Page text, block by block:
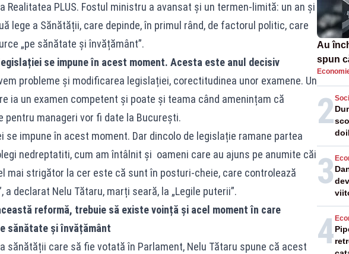
Realitatea PLUS. Fostul ministru a avansat și un termen-limită: un an și
lege a Sănătății, care depinde, în primul rând, de factorul politic, care
„pe sănătate și învățământ”.
se impune în acest moment. Acesta este anul decisiv
probleme și modificarea legislației, corectitudinea unor examene. Un
ia un examen competent și poate și teama când amenințam că
pentru manageri vor fi date la București.
se impune în acest moment. Dar dincolo de legislație ramane partea
nedreptatiti, cum am întâlnit și oameni care au ajuns pe anumite căi
mai strigător la cer este că sunt în posturi-cheie, care controlează
a declarat Nelu Tătaru, marți seară, la „Legile puterii”.
reformă, trebuie să existe voință și acel moment în care
sănătate și învățământ
sănătății care să fie votată în Parlament, Nelu Tătaru spune că acest
Au
spun
2
3
4